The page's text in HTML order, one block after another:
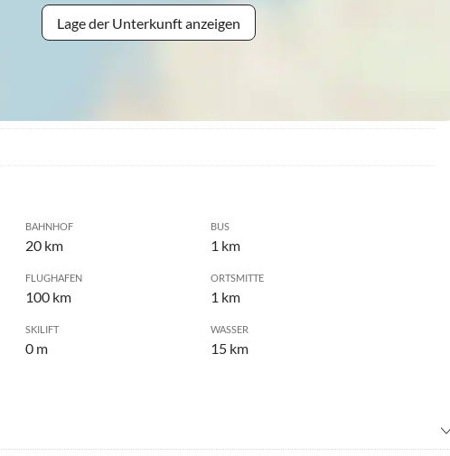
Lage der Unterkunft anzeigen
BAHNHOF
20 km
BUS
1 km
FLUGHAFEN
100 km
ORTSMITTE
1 km
SKILIFT
0 m
WASSER
15 km